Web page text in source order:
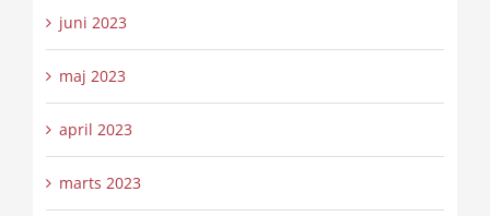
juni 2023
maj 2023
april 2023
marts 2023